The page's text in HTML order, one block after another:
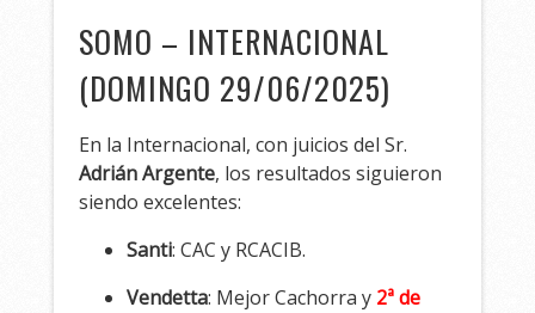
SOMO – INTERNACIONAL
(DOMINGO 29/06/2025)
En la Internacional, con juicios del Sr.
Adrián Argente, los resultados siguieron
siendo excelentes:
Santi: CAC y RCACIB.
Vendetta: Mejor Cachorra y 2ª de